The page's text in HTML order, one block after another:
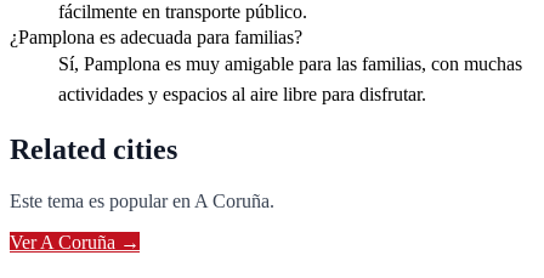
fácilmente en transporte público.
¿Pamplona es adecuada para familias?
Sí, Pamplona es muy amigable para las familias, con muchas
actividades y espacios al aire libre para disfrutar.
Related cities
Este tema es popular en A Coruña.
VerA Coruña →